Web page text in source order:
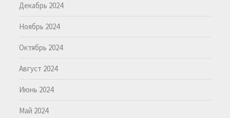
Декабрь 2024
Ноябрь 2024
Октябрь 2024
Август 2024
Июнь 2024
Май 2024